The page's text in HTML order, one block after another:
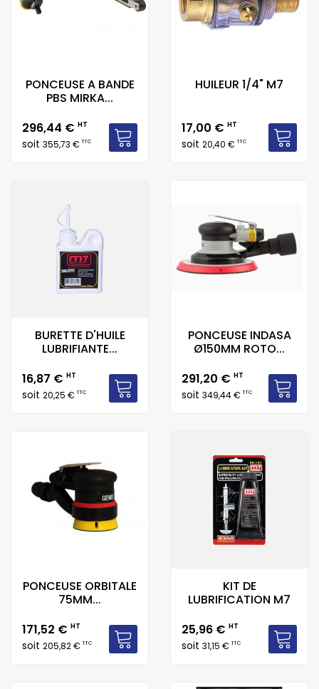
PONCEUSE A BANDE
PBS MIRKA...
Prix
296,44 € HT
soit 355,73 €TTC
HUILEUR 1/4" M7
Prix
17,00 € HT
soit 20,40 €TTC
BURETTE D'HUILE
LUBRIFIANTE...
Prix
16,87 € HT
soit 20,25 €TTC
PONCEUSE INDASA
Ø150MM ROTO...
Prix
291,20 € HT
soit 349,44 €TTC
PONCEUSE ORBITALE
75MM...
Prix
171,52 € HT
soit 205,82 €TTC
KIT DE
LUBRIFICATION M7
Prix
25,96 € HT
soit 31,15 €TTC